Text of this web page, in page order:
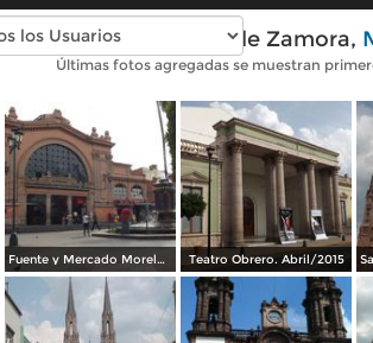
Fotos modernas de Zamora,
Últimas fotos agregadas se muestran
Fuente y Mercado Morelos. Abril/2015 Teatro Obrero. Abril/2015